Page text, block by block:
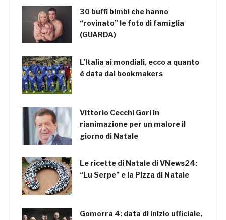
30 buffi bimbi che hanno
“rovinato” le foto di famiglia
(GUARDA)
L’Italia ai mondiali, ecco a quanto
è data dai bookmakers
Vittorio Cecchi Gori in
rianimazione per un malore il
giorno di Natale
Le ricette di Natale di VNews24:
“Lu Serpe” e la Pizza di Natale
Gomorra 4: data di inizio ufficiale,